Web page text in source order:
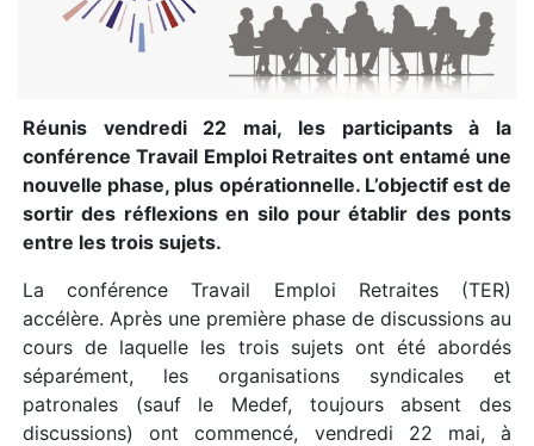
Réunis vendredi 22 mai, les participants à la
conférence Travail Emploi Retraites ont entamé une
nouvelle phase, plus opérationnelle. L’objectif est de
sortir des réflexions en silo pour établir des ponts
entre les trois sujets.
La conférence Travail Emploi Retraites (TER)
accélère. Après une première phase de discussions au
cours de laquelle les trois sujets ont été abordés
séparément, les organisations syndicales et
patronales (sauf le Medef, toujours absent des
discussions) ont commencé, vendredi 22 mai, à